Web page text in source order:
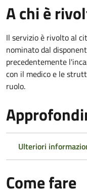
A chi è
Il servizio è rivolto al
nominato dal
precedentemente
con il medico e le
ruolo.
Ulteriori
Come fare